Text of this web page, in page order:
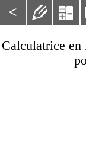
<  
Calculatrice